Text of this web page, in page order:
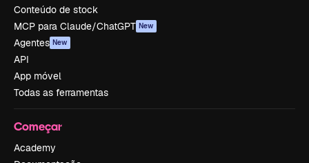
Conteúdo de stock
MCP para Claude/ChatGPT New
Agentes New
API
App móvel
Todas as ferramentas
Começar
Academy